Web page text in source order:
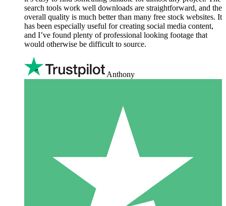
search tools work well downloads are straightforward, and the
overall quality is much better than many free stock websites. It
has been especially useful for creating social media content,
and I’ve found plenty of professional looking footage that
would otherwise be difficult to source.
Anthony